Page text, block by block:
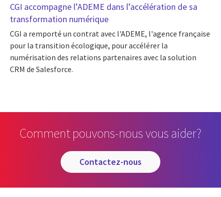
CGI accompagne l’ADEME dans l’accélération de sa
transformation numérique
CGI a remporté un contrat avec l'ADEME, l'agence française
pour la transition écologique, pour accélérer la
numérisation des relations partenaires avec la solution
CRM de Salesforce.
Comment pouvons-nous vous aider?
contactez-nous